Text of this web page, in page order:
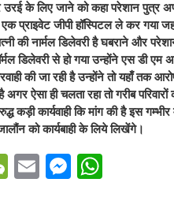
के लिए जाने को कहा परेशान पुत्र
एक प्राइवेट जीपी हॉस्पिटल ले कर
की नार्मल डिलेवरी है घबराने और
डिलेवरी से हो गया उन्होंने एस डी एम
की जा रही है उन्होंने तो यहाँ तक
अगर ऐसा ही चलता रहा तो गरीब
कड़ी कार्यवाही कि मांग की है इस
को कार्यबाही के लिये लिखेंगे।
W
E
M